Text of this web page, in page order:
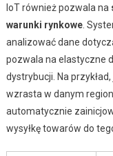
IoT również pozwala na
warunki rynkowe.
analizować dane
pozwala na elastyczne
dystrybucji. Na
wzrasta w danym
automatycznie
wysyłkę towarów do